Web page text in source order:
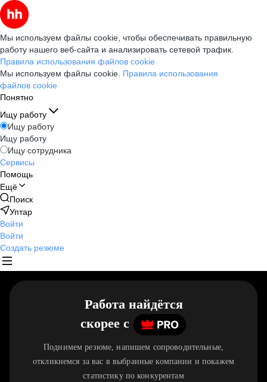
Мы используем файлы cookie, чтобы обеспечивать правильную
работу нашего веб-сайта и анализировать сетевой трафик.
Правила использования файлов cookie
Мы используем файлы cookie. Правила использования
файлов cookie
Понятно
Ищу работу
Ищу работу
Ищу работу
Ищу сотрудника
Сервисы
Помощь
Ещё
Поиск
Уптар
Войти
Войти
Создать резюме
Работа найдётся
скорее c
Поднимем резюме, напишем сопроводительные,
откликнемся за вас в выбранные компании и покажем
статистику по конкурентам